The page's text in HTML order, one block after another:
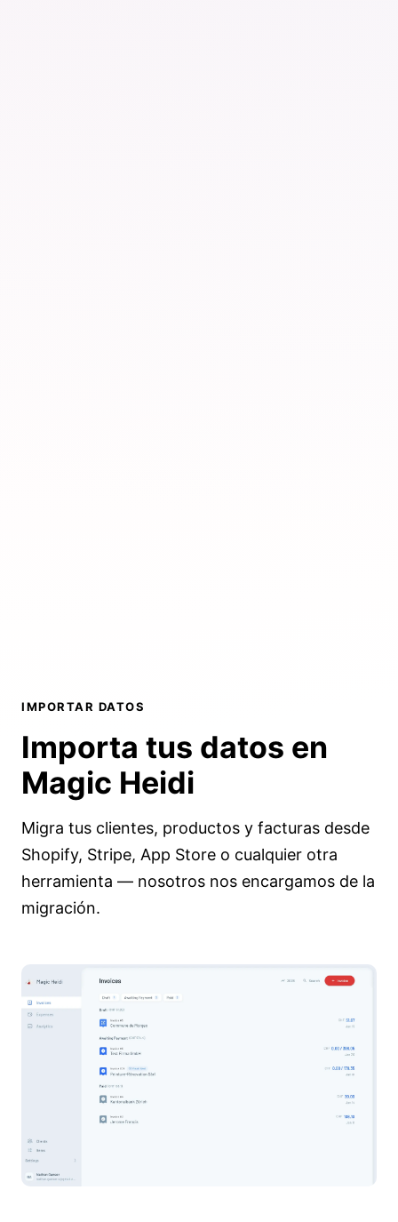
IMPORTAR DATOS
Importa tus datos en
Magic Heidi
Migra tus clientes, productos y facturas desde
Shopify, Stripe, App Store o cualquier otra
herramienta — nosotros nos encargamos de la
migración.